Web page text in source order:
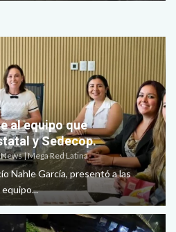
al equipo que
y Sedecop.
| Mega Red Latina
Nahle García, presentó a las